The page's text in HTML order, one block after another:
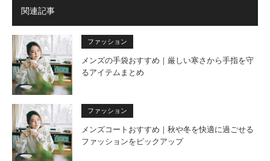
関連記事
ファッション
メンズの手袋おすすめ｜厳しい寒さから手指を守
るアイテムまとめ
ファッション
メンズコートおすすめ｜秋や冬を快適に過ごせる
ファッションをピックアップ